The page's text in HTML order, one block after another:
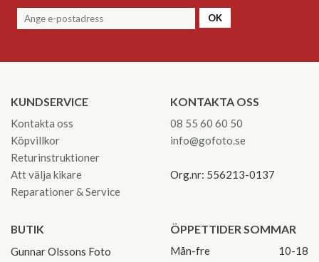
OK
KUNDSERVICE
Kontakta oss
Köpvillkor
Returinstruktioner
Att välja kikare
Reparationer & Service
KONTAKTA OSS
08 55 60 60 50
info@gofoto.se
Org.nr: 556213-0137
BUTIK
Gunnar Olssons Foto
ÖPPETTIDER SOMMAR
Mån-fre
10-18